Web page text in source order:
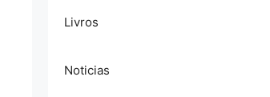
Livros
Noticias